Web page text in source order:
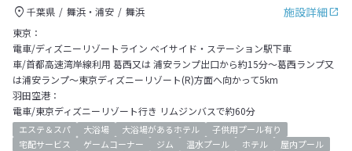
施設詳細
千葉県 舞浜・浦安
舞浜
東京：
電車/ディズニーリゾートライン ベイサイド・ステーション駅下車
車/首都高速湾岸線利用 葛西又は 浦安ランプ出口から約15分～葛西ランプ又
は浦安ランプ～東京ディズニーリゾート(R)方面へ向かって5km
羽田空港：
電車/東京ディズニーリゾート行き リムジンバスで約60分
エステ＆スパ 大浴場 大浴場があるホテル
子供用プール有り
宅配サービス
ゲームコーナー ジム 温水プール ホテル
屋内プール